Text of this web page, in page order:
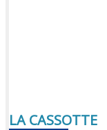
LA CASSOTTE